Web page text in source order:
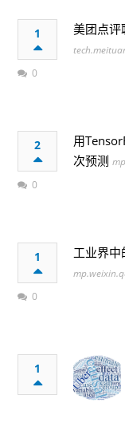
1 美团点评
0
2
用
次预测
0
1 工业界中
0
1